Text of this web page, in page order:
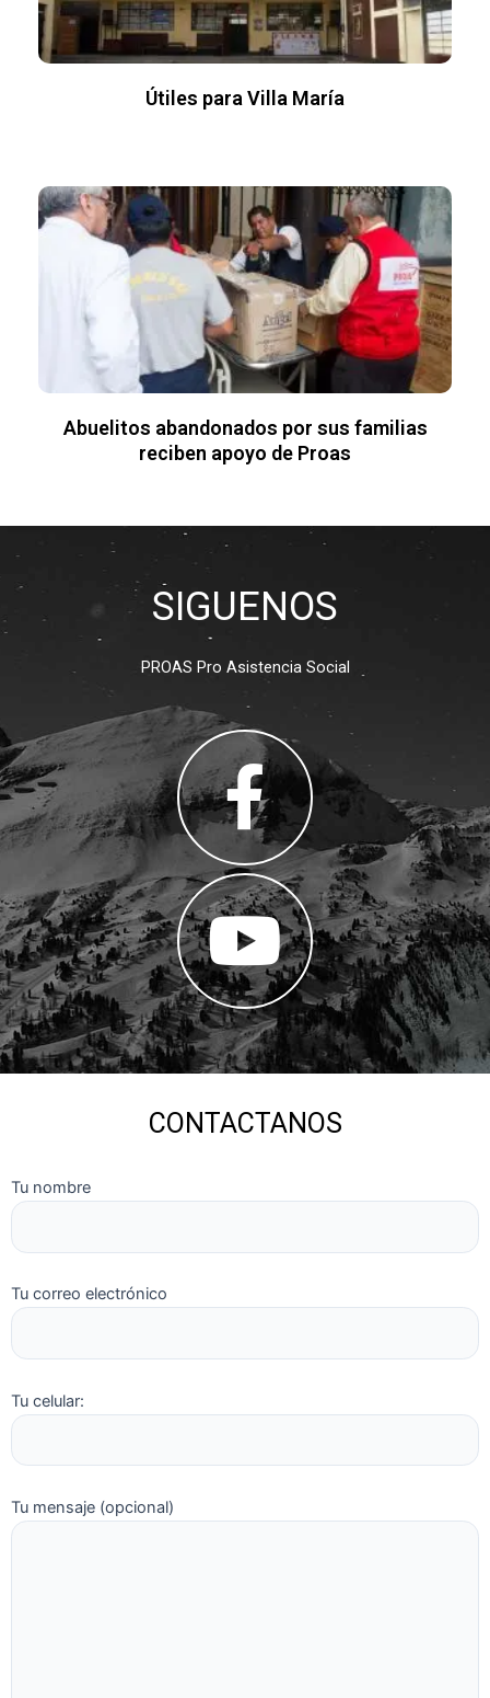
Útiles para Villa María
Abuelitos abandonados por sus familias
reciben apoyo de Proas
SIGUENOS
PROAS Pro Asistencia Social
CONTACTANOS
Tu nombre
Tu correo electrónico
Tu celular:
Tu mensaje (opcional)